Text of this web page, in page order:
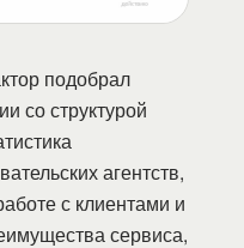
подобрал
со структурой
агентств,
с клиентами и
сервиса,